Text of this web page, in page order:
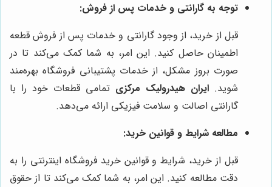
توجه به گارانتی و خدمات پس از فروش:
قبل از خرید، از وجود گارانتی و خدمات پس از فروش قطعه
اطمینان حاصل کنید. این امر، به شما کمک می‌کند تا در
صورت بروز مشکل، از خدمات پشتیبانی فروشگاه بهره‌مند
شوید. ایران هیدرولیک مرکزی تمامی قطعات خود را با
گارانتی اصالت و سلامت فیزیکی ارائه می‌دهد.
مطالعه شرایط و قوانین خرید:
قبل از خرید، شرایط و قوانین خرید فروشگاه اینترنتی را به
دقت مطالعه کنید. این امر، به شما کمک می‌کند تا از حقوق